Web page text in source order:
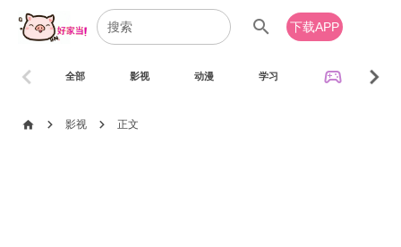
search 下载APP
全部 影视 动漫 学习 sports_esports
chevron_left chevron_right
home chevron_right 影视 chevron_right 正文